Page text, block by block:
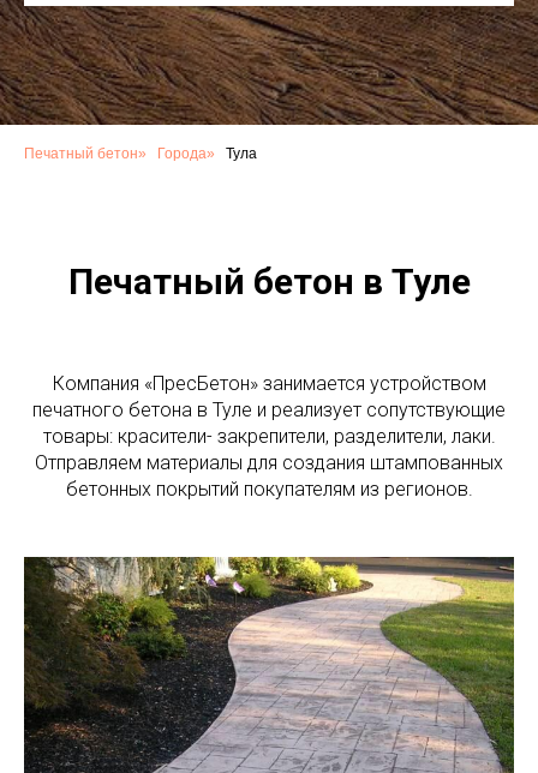
Печатный бетон» Города» Тула
Печатный бетон в Туле
Компания «ПресБетон» занимается устройством
печатного бетона в Туле и реализует сопутствующие
товары: красители- закрепители, разделители, лаки.
Отправляем материалы для создания штампованных
бетонных покрытий покупателям из регионов.